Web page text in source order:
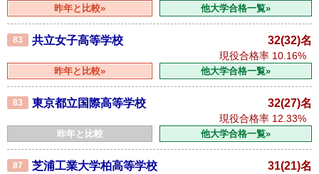
昨年と比較» 他大学合格一覧»
83 共立女子高等学校 32(32)名
現役合格率 10.16%
昨年と比較» 他大学合格一覧»
83 東京都立国際高等学校 32(27)名
現役合格率 12.33%
昨年と比較 他大学合格一覧»
87 芝浦工業大学柏高等学校 31(21)名